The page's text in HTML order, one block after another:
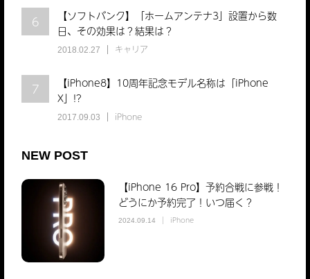
6
【ソフトバンク】「ホームアンテナ3」設置から数
日、その効果は？結果は？
2018.02.27 キャリア
7
【iPhone8】10周年記念モデル名称は「iPhone
X」!?
2017.09.03 iPhone
NEW POST
【iPhone 16 Pro】予約合戦に参戦！
どうにか予約完了！いつ届く？
2024.09.14 iPhone